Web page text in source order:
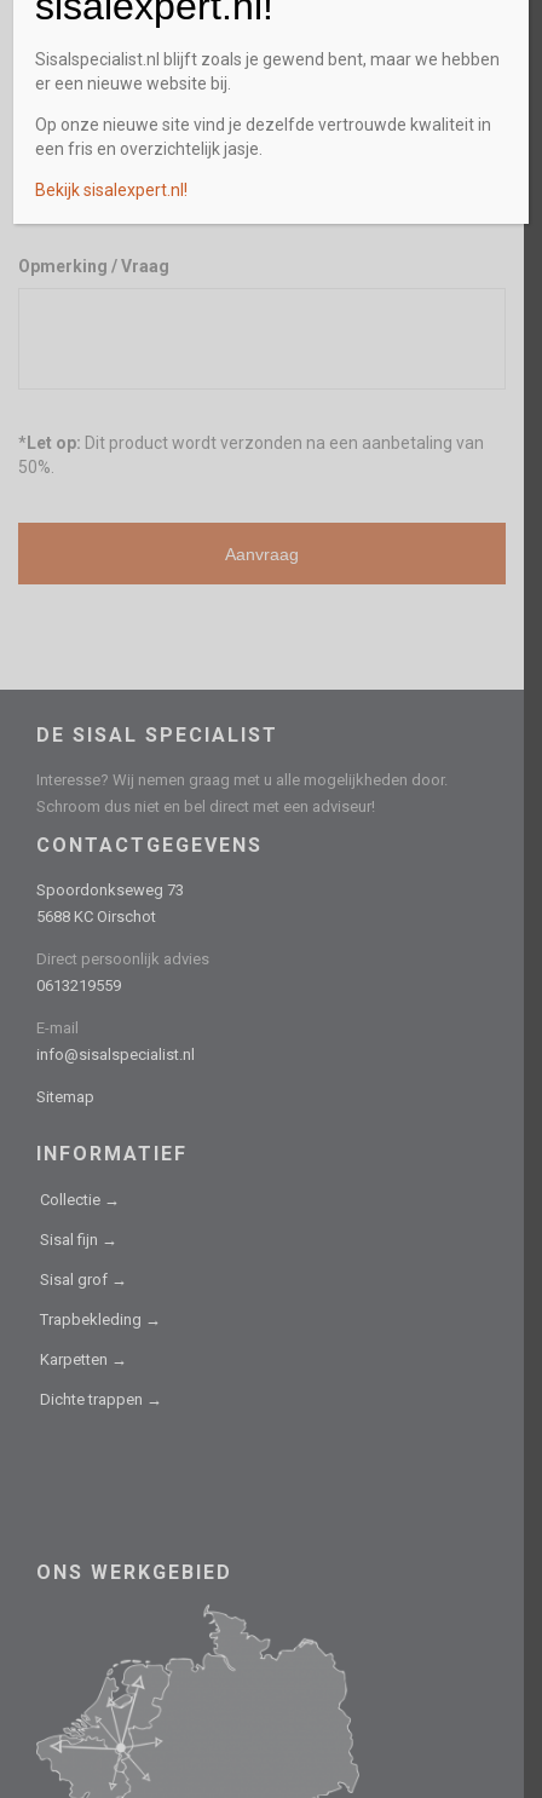
Gewenst terugbel tijdstip
Opmerking / Vraag
* Let op: Dit product wordt verzonden na een aanbetaling van
50%.
DE SISAL SPECIALIST
Interesse? Wij nemen graag met u alle mogelijkheden door.
Schroom dus niet en bel direct met een adviseur!
CONTACTGEGEVENS
Spoordonkseweg 73
5688 KC Oirschot
Direct persoonlijk advies
0613219559
E-mail
info@sisalspecialist.nl
Sitemap
INFORMATIEF
Collectie →
Sisal fijn →
Sisal grof →
Trapbekleding →
Karpetten →
Dichte trappen →
ONS WERKGEBIED
Sisalspecialist.nl blijft zoals je gewend bent, maar we hebben
er een nieuwe website bij.
Op onze nieuwe site vind je dezelfde vertrouwde kwaliteit in
een fris en overzichtelijk jasje.
Bekijk sisalexpert.nl!